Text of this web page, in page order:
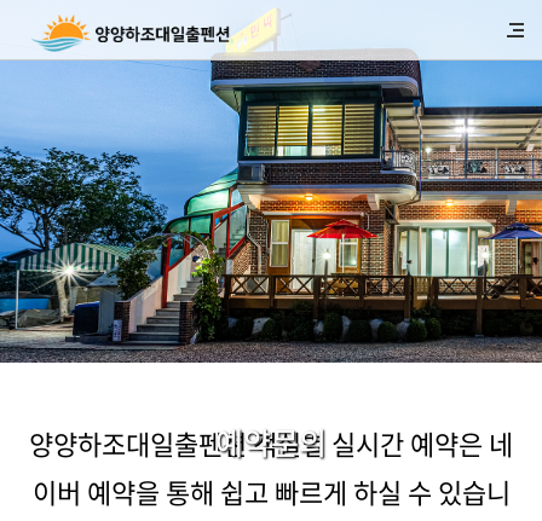
예약문의
양양하조대일출펜션 객실별 실시간 예약은 네
이버 예약을 통해 쉽고 빠르게 하실 수 있습니